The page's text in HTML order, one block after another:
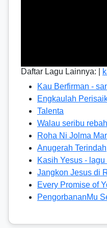
Daftar Lagu Lainnya: |
Kau Berfirman -
Engkaulah
Talenta
Walau seribu rebah
Roha Ni Jolma
Anugerah Terindah
Kasih Yesus -
Jangkon Jesus di
Every Promise of
PengorbananMu